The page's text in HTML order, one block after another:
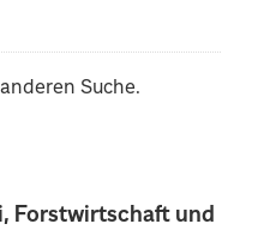
Forstwirtschaft und
Suche.